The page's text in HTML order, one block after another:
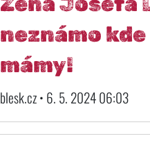
neznámo
mámy!
blesk.cz • 6. 5. 2024 06:03